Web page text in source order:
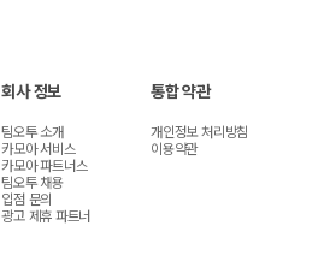
회사 정보
팀오투 소개
카모아 서비스
카모아 파트너스
팀오투 채용
입점 문의
광고 제휴 파트너
통합 약관
개인정보 처리방침
이용약관